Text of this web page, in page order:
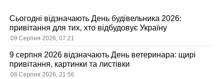
Сьогодні відзначають День будівельника 2026:
привітання для тих, хто відбудовує Україну
09 Серпня 2026, 07:21
9 серпня 2026 відзначають День ветеринара: щирі
привітання, картинки та листівки
08 Серпня 2026, 21:56